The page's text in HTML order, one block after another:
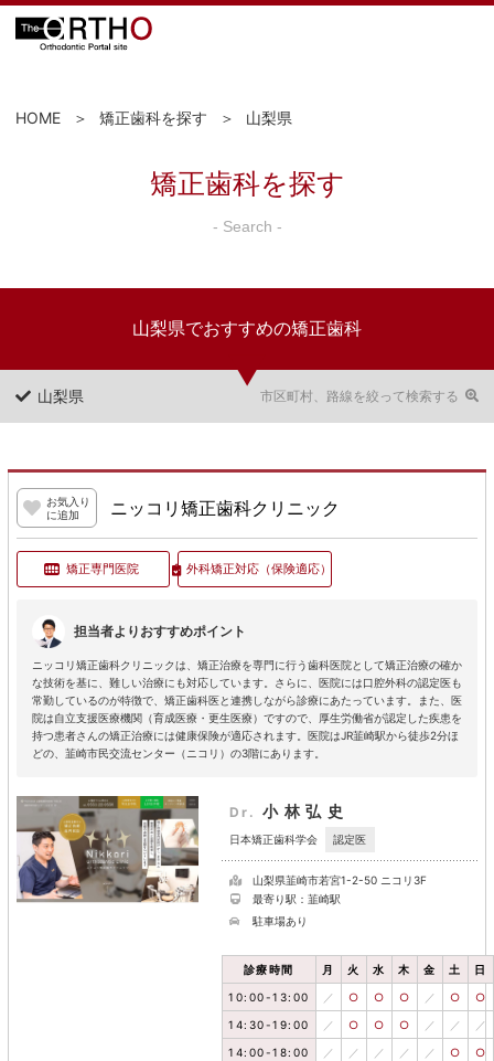
HOME 矯正歯科を探す 山梨県
矯正歯科を探す
- Search -
山梨県でおすすめの矯正歯科
山梨県 市区町村、路線を絞って検索する
お気入り
に追加
ニッコリ矯正歯科クリニック
矯正専門医院 外科矯正対応（保険適応）
担当者よりおすすめポイント
ニッコリ矯正歯科クリニックは、矯正治療を専門に行う歯科医院として矯正治療の確か
な技術を基に、難しい治療にも対応しています。さらに、医院には口腔外科の認定医も
常勤しているのが特徴で、矯正歯科医と連携しながら診療にあたっています。また、医
院は自立支援医療機関（育成医療・更生医療）ですので、厚生労働省が認定した疾患を
持つ患者さんの矯正治療には健康保険が適応されます。医院はJR韮崎駅から徒歩2分ほ
どの、韮崎市民交流センター（ニコリ）の3階にあります。
Dr. 小林弘史
日本矯正歯科学会 認定医
山梨県韮崎市若宮1-2-50 ニコリ3F
最寄り駅：韮崎駅
駐車場あり
診療時間 月 火 水 木 金 土 日
10:00-13:00 ／ ○ ○ ○ ／ ○ ○
14:30-19:00 ／ ○ ○ ○ ／ ／ ／
14:00-18:00 ／ ／ ／ ／ ／ ○ ○